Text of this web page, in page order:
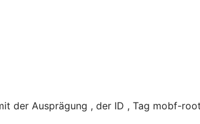
der Ausprägung , der ID , Tag mobf-